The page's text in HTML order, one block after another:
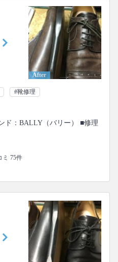
After
#靴修理
ド：BALLY（バリー） ■修理
ミ 75件